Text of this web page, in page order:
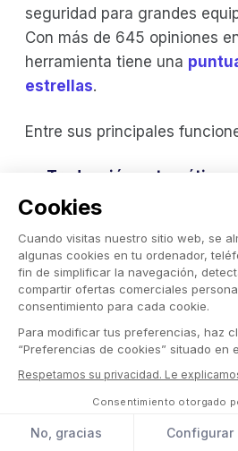
Cookies
Cuando visitas nuestro sitio web, se
algunas cookies en tu ordenador,
fin de simplificar la navegación,
compartir ofertas comerciales
consentimiento para cada cookie.
Para modificar tus preferencias, haz
“Preferencias de cookies” situado en
Respetamos su privacidad. Le
Consentimiento otorgado
No, gracias Configurar
seguridad para grandes
Con más de 645 opiniones
herramienta tiene una
estrellas.
Entre sus principales
Traducción automática:
Smartling para que
contenido a traducir en
condiciones específicas,
del proyecto, el
del flujo de trabajo.
Contexto visual:
contexto visual de las
el texto traducido encaje
diseño y la estructura de
la traducción como frases
que no encajan con el